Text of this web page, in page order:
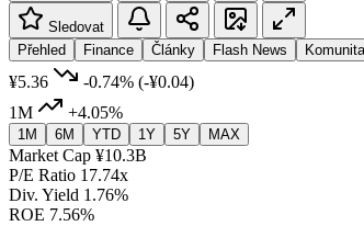
Sledovat
Přehled
Finance Články Flash News Komunita
¥5.36 -0.74% (-¥0.04)
1M
+4.05%
1M 6M YTD 1Y 5Y MAX
Market Cap ¥10.3B
P/E Ratio 17.74x
Div. Yield 1.76%
ROE 7.56%